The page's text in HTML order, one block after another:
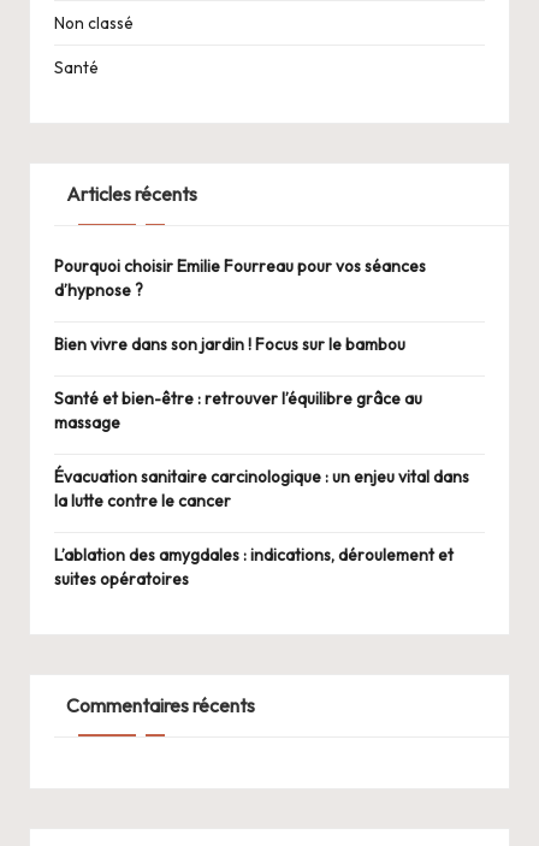
Non classé
Santé
Articles récents
Pourquoi choisir Emilie Fourreau pour vos séances
d’hypnose ?
Bien vivre dans son jardin ! Focus sur le bambou
Santé et bien-être : retrouver l’équilibre grâce au
massage
Évacuation sanitaire carcinologique : un enjeu vital dans
la lutte contre le cancer
L’ablation des amygdales : indications, déroulement et
suites opératoires
Commentaires récents